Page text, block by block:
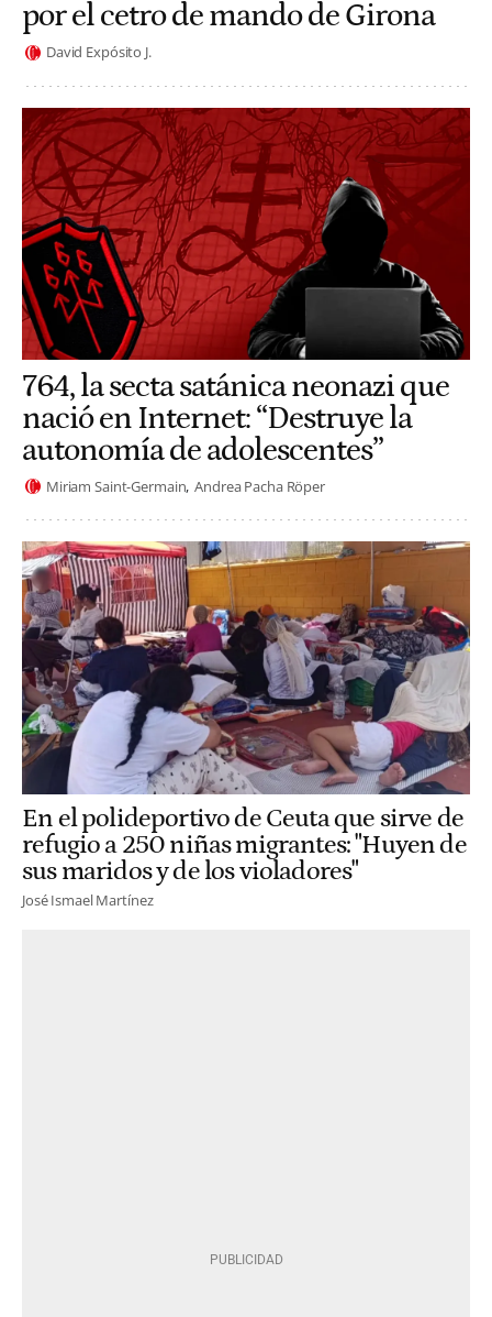
por el cetro de mando de Girona
David Expósito J.
764, la secta satánica neonazi que
nació en Internet: “Destruye la
autonomía de adolescentes”
Miriam Saint-Germain Andrea Pacha Röper
En el polideportivo de Ceuta que sirve de
refugio a 250 niñas migrantes: "Huyen de
sus maridos y de los violadores"
José Ismael Martínez